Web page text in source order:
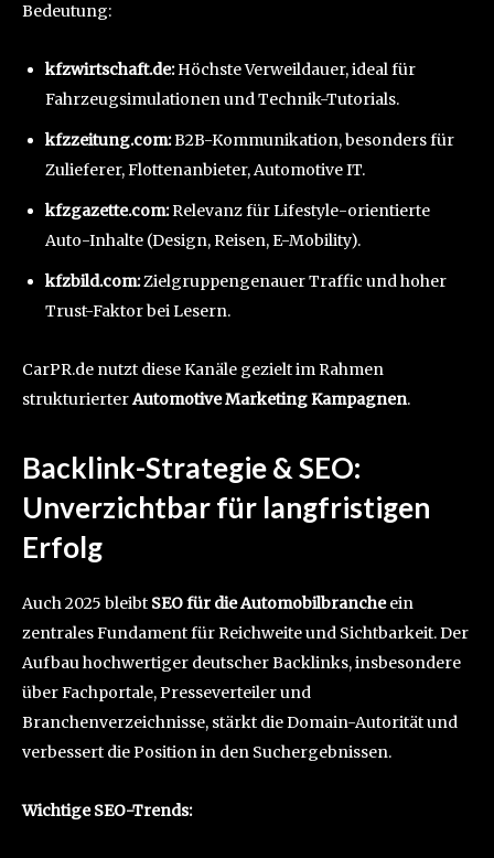
Bedeutung:
kfzwirtschaft.de:Höchste Verweildauer, ideal für
Fahrzeugsimulationen und Technik-Tutorials.
kfzzeitung.com:B2B-Kommunikation, besonders für
Zulieferer, Flottenanbieter, Automotive IT.
kfzgazette.com:Relevanz für Lifestyle-orientierte
Auto-Inhalte (Design, Reisen, E-Mobility).
kfzbild.com:Zielgruppengenauer Traffic und hoher
Trust-Faktor bei Lesern.
CarPR.de nutzt diese Kanäle gezielt im Rahmen
strukturierterAutomotive Marketing Kampagnen.
Backlink-Strategie & SEO:
Unverzichtbar für langfristigen
Erfolg
Auch 2025 bleibt SEO für die Automobilbrancheein
zentrales Fundament für Reichweite und Sichtbarkeit. Der
Aufbau hochwertiger deutscher Backlinks, insbesondere
über Fachportale, Presseverteiler und
Branchenverzeichnisse, stärkt die Domain-Autorität und
verbessert die Position in den Suchergebnissen.
Wichtige SEO-Trends: